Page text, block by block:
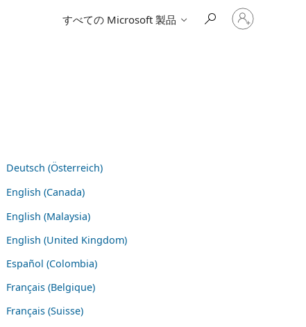
すべての Microsoft 製品
ア
カ
Deutsch (Österreich)
English (Canada)
English (Malaysia)
English (United Kingdom)
Español (Colombia)
Français (Belgique)
Français (Suisse)